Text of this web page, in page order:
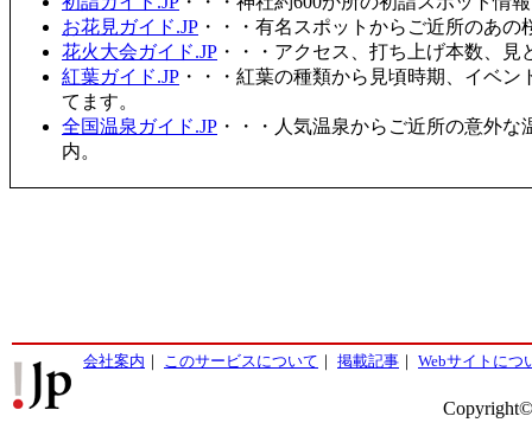
お花見ガイド.JP ・・・有名スポットからご近所のあ
花火大会ガイド.JP ・・・アクセス、打ち上げ本数、
紅葉ガイド.JP ・・・紅葉の種類から見頃時期、イベ
てます。
全国温泉ガイド.JP ・・・人気温泉からご近所の意外
内。
会社案内 ｜ このサービスについて ｜ 掲載記事 ｜ Webサイトにつ